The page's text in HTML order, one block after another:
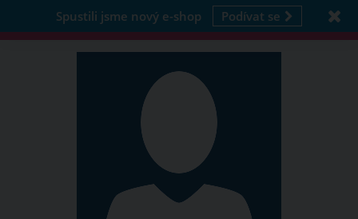
Spustili jsme nový e-shop Podívat se